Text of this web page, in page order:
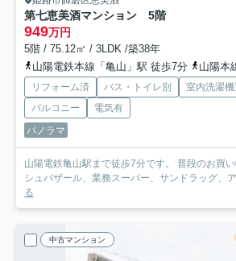
第七恵美酒マンション 5階
949万円
5階 / 75.12㎡ / 3LDK /築38年
山陽電鉄本線「亀山」駅 徒歩7分
山陽本
リフォーム済 バス・トイレ別 室内洗濯
バルコニー
電気有
パノラマ
山陽電鉄亀山駅まで徒歩7分です。 普段のお買
シュバザール、業務スーパー、サンドラッグ、
る
中古マンション